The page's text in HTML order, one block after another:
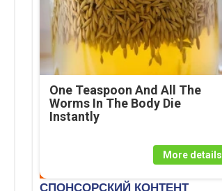
One Teaspoon And All The
Worms In The Body Die
Instantly
More details